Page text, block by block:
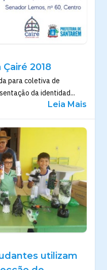
2018
para coletiva de
da identidad...
Leia Mais
utilizam